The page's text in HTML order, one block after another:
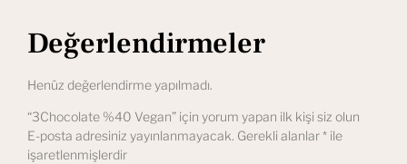
Değerlendirmeler
Henüz değerlendirme yapılmadı.
“3Chocolate %40 Vegan” için yorum yapan ilk kişi siz olun
E-posta adresiniz yayınlanmayacak. Gerekli alanlar* ile
işaretlenmişlerdir